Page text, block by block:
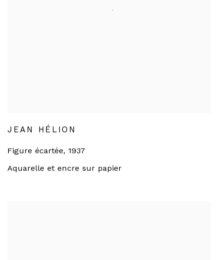
JEAN HÉLION
Figure écartée, 1937
Aquarelle et encre sur papier